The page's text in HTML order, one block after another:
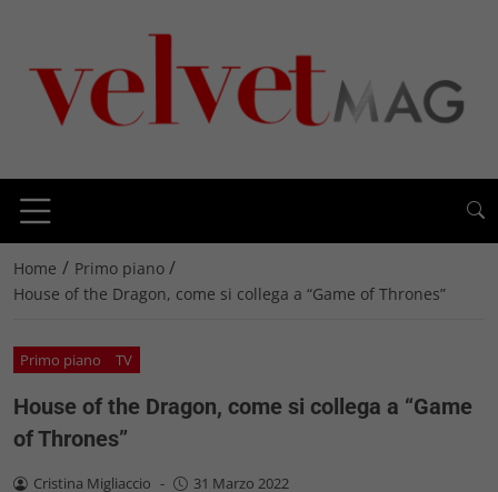
Home / Primo piano /
House of the Dragon, come si collega a “Game of Thrones”
Primo piano TV
House of the Dragon, come si collega a “Game
of Thrones”
Cristina Migliaccio - 31 Marzo 2022